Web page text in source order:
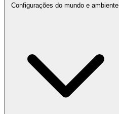
Configurações do mundo e ambiente.